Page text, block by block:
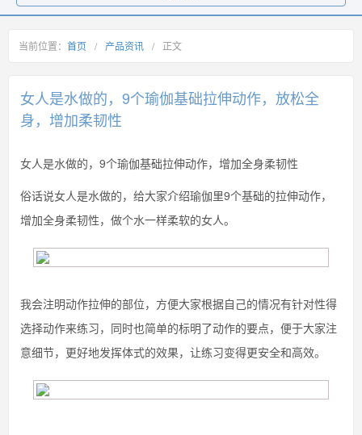
当前位置： 首页 / 产品资讯 / 正文
女人是水做的，9个瑜伽基础拉伸动作，放松全
身，增加柔韧性
女人是水做的，9个瑜伽基础拉伸动作，增加全身柔韧性
俗话说女人是水做的，给大家介绍瑜伽里9个基础的拉伸动作，
增加全身柔韧性，做个水一样柔软的女人。
我会注明动作拉伸的部位，方便大家根据自己的情况有针对性得
选择动作来练习，同时也简单的标明了动作的要点，便于大家注
意细节，更好地发挥体式的效果，让练习变得更安全和高效。